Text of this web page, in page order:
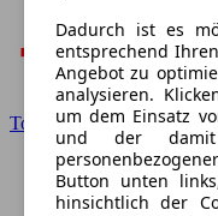
Toyota
Dadurch ist es
entsprechend
Angebot zu
analysieren.
um dem Einsatz
und der damit
Button unten
hinsichtlich der